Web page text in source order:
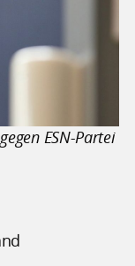
ESN-Partei